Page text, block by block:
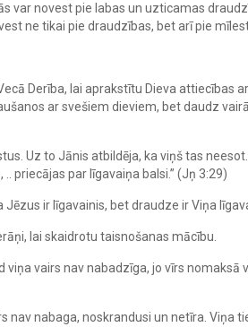
var novest pie labas un uzticamas
ne tikai pie draudzības, bet arī pie
Derība, lai aprakstītu Dieva attiecības
ar svešiem dieviem, bet daudz
Uz to Jānis atbildēja, ka viņš tas
priecājas par līgavaiņa balsi.” (Jņ 3:29)
ir līgavainis, bet draudze ir Viņa
lai skaidrotu taisnošanas mācību.
vairs nav nabadzīga, jo vīrs nomaksā
nav nabaga, noskrandusi un netīra. Viņa